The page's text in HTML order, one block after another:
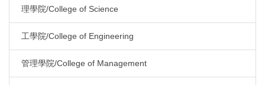
理學院/College of Science
工學院/College of Engineering
管理學院/College of Management